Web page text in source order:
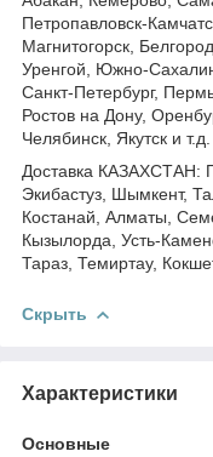
Петропавловск-
Магнитогорск,
Уренгой, Южно-
Санкт-Петербург,
Ростов на Дону,
Челябинск, Якутск и т.д.
Доставка КАЗАХСТАН:
Экибастуз, Шымкент,
Костанай, Алматы,
Кызылорда, Усть-
Тараз, Темиртау,
Скрыть
Характеристики
Основные